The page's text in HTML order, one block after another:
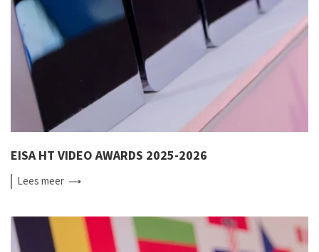
EISA HT VIDEO AWARDS 2025-2026
Leesmeer